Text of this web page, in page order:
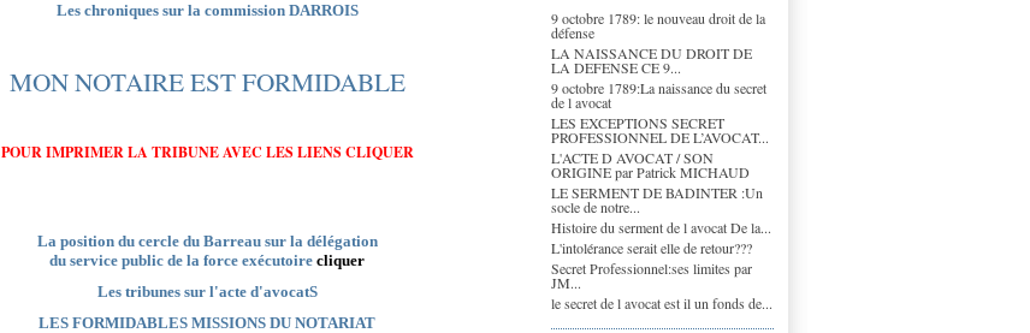
9 octobre 1789: le nouveau droit de la
défense
LA NAISSANCE DU DROIT DE
LA DEFENSE CE 9...
9 octobre 1789:La naissance du secret
de l avocat
LES EXCEPTIONS SECRET
PROFESSIONNEL DE L’AVOCAT...
L'ACTE D AVOCAT / SON
ORIGINE par Patrick MICHAUD
LE SERMENT DE BADINTER :Un
socle de notre...
Histoire du serment de l avocat De la...
L'intolérance serait elle de retour???
Secret Professionnel:ses limites par
JM...
le secret de l avocat est il un fonds de...
Les chroniques sur la commission DARROIS
MON NOTAIRE EST FORMIDABLE
POUR IMPRIMER LA TRIBUNE AVEC LES LIENS CLIQUER
La position du cercle du Barreau sur la délégation
du service public de la force exécutoire cliquer
Les tribunes sur l'acte d'avocatS
LES FORMIDABLES MISSIONS DU NOTARIAT